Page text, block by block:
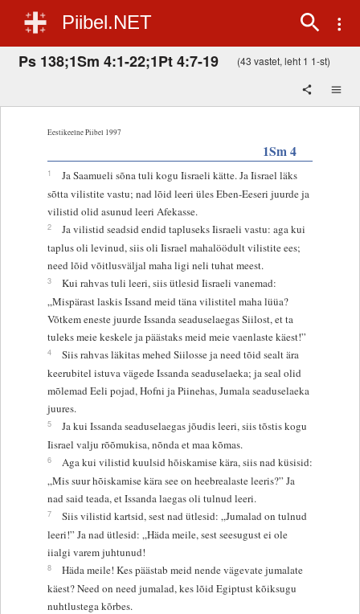
Piibel.NET
Ps 138;1Sm 4:1-22;1Pt 4:7-19 (43 vastet, leht 1 1-st)
Eestikeelne Piibel 1997
1Sm 4
1
Ja Saamueli sõna tuli kogu Iisraeli kätte. Ja Iisrael läks
sõtta vilistite vastu; nad lõid leeri üles Eben-Eeseri juurde ja
vilistid olid asunud leeri Afekasse.
2
Ja vilistid seadsid endid tapluseks Iisraeli vastu: aga kui
taplus oli levinud, siis oli Iisrael mahalöödult vilistite ees;
need lõid võitlusväljal maha ligi neli tuhat meest.
3
Kui rahvas tuli leeri, siis ütlesid Iisraeli vanemad:
„Mispärast laskis Issand meid täna vilistitel maha lüüa?
Võtkem eneste juurde Issanda seaduselaegas Siilost, et ta
tuleks meie keskele ja päästaks meid meie vaenlaste käest!”
4
Siis rahvas läkitas mehed Siilosse ja need tõid sealt ära
keerubitel istuva vägede Issanda seaduselaeka; ja seal olid
mõlemad Eeli pojad, Hofni ja Piinehas, Jumala seaduselaeka
juures.
5
Ja kui Issanda seaduselaegas jõudis leeri, siis tõstis kogu
Iisrael valju rõõmukisa, nõnda et maa kõmas.
6
Aga kui vilistid kuulsid hõiskamise kära, siis nad küsisid:
„Mis suur hõiskamise kära see on heebrealaste leeris?” Ja
nad said teada, et Issanda laegas oli tulnud leeri.
7
Siis vilistid kartsid, sest nad ütlesid: „Jumalad on tulnud
leeri!” Ja nad ütlesid: „Häda meile, sest seesugust ei ole
iialgi varem juhtunud!
8
Häda meile! Kes päästab meid nende vägevate jumalate
käest? Need on need jumalad, kes lõid Egiptust kõiksugu
nuhtlustega kõrbes.